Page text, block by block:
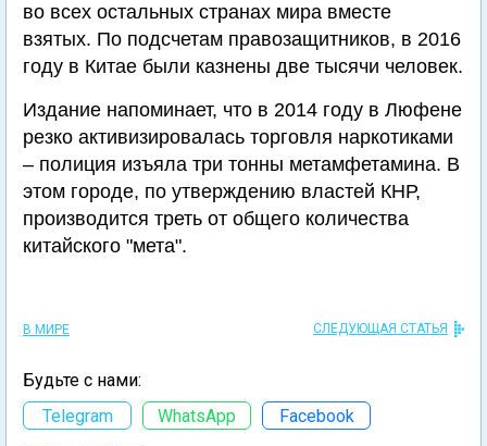
во всех остальных странах мира вместе
взятых. По подсчетам правозащитников, в 2016
году в Китае были казнены две тысячи человек.
Издание напоминает, что в 2014 году в Люфене
резко активизировалась торговля наркотиками
– полиция изъяла три тонны метамфетамина. В
этом городе, по утверждению властей КНР,
производится треть от общего количества
китайского "мета".
В МИРЕ СЛЕДУЮЩАЯ СТАТЬЯ
Будьте с нами:
Telegram
WhatsApp Facebook